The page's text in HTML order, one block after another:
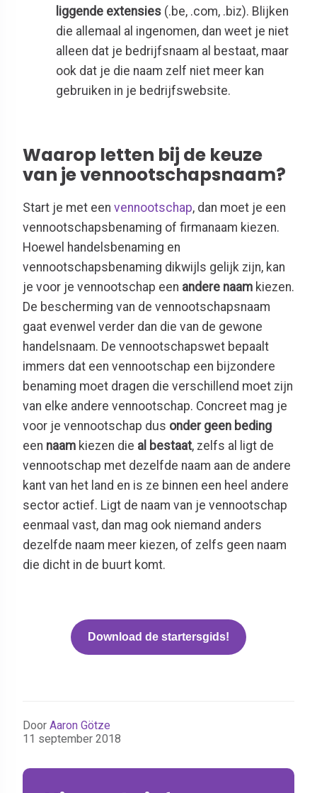
liggende extensies (.be, .com, .biz). Blijken
die allemaal al ingenomen, dan weet je niet
alleen dat je bedrijfsnaam al bestaat, maar
ook dat je die naam zelf niet meer kan
gebruiken in je bedrijfswebsite.
Waarop letten bij de keuze
van je vennootschapsnaam?
Start je met een vennootschap, dan moet je een
vennootschapsbenaming of firmanaam kiezen.
Hoewel handelsbenaming en
vennootschapsbenaming dikwijls gelijk zijn, kan
je voor je vennootschap een andere naam kiezen.
De bescherming van de vennootschapsnaam
gaat evenwel verder dan die van de gewone
handelsnaam. De vennootschapswet bepaalt
immers dat een vennootschap een bijzondere
benaming moet dragen die verschillend moet zijn
van elke andere vennootschap. Concreet mag je
voor je vennootschap dus onder geen beding
een naam kiezen die al bestaat, zelfs al ligt de
vennootschap met dezelfde naam aan de andere
kant van het land en is ze binnen een heel andere
sector actief. Ligt de naam van je vennootschap
eenmaal vast, dan mag ook niemand anders
dezelfde naam meer kiezen, of zelfs geen naam
die dicht in de buurt komt.
Download de startersgids!
Door Aaron Götze
11 september 2018